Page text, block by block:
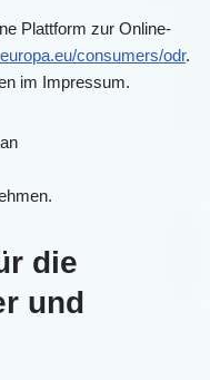
Plattform zur Online-
consumers/odr.
im Impressum.
die
und